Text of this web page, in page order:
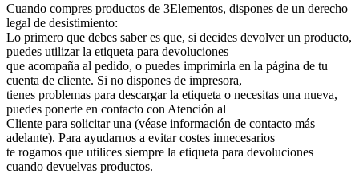
Cuando compres productos de 3Elementos, dispones de un derecho
legal de desistimiento:
Lo primero que debes saber es que, si decides devolver un producto,
puedes utilizar la etiqueta para devoluciones
que acompaña al pedido, o puedes imprimirla en la página de tu
cuenta de cliente. Si no dispones de impresora,
tienes problemas para descargar la etiqueta o necesitas una nueva,
puedes ponerte en contacto con Atención al
Cliente para solicitar una (véase información de contacto más
adelante). Para ayudarnos a evitar costes innecesarios
te rogamos que utilices siempre la etiqueta para devoluciones
cuando devuelvas productos.